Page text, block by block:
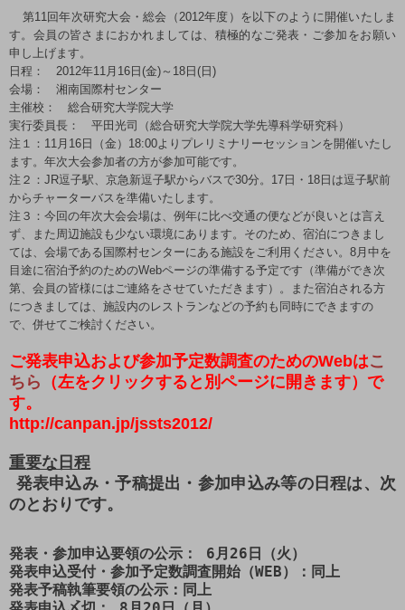
第11 回年次研究大会・総会（ 2012年度）を以下のように開催いたしま
す。会員の皆さまにおかれましては、積極的なご発表・ご参加をお願い
申し上げます。
日程： 2012年11 月 16 日 (金) ～ 18 日 ( 日 )
会場： 湘南国際村センター
主催校： 総合研究大学院大学
実行委員長： 平田光司（総合研究大学院大学先導科学研究科）
注１： 11 月 16 日（金） 18:00よりプレリミナリーセッションを開催いたし
ます。年次大会参加者の方が参加可能です。
注２： JR逗子駅、京急新逗子駅からバスで30分。 17 日・ 18 日は逗子駅前
からチャーターバスを準備いたします。
注３：今回の年次大会会場は、例年に比べ交通の便などが良いとは言え
ず、また周辺施設も少ない環境にあります。そのため、宿泊につきまし
ては、会場である国際村センターにある施設をご利用ください。 8 月中を
目途に宿泊予約のためのWebページの準備する予定です（準備ができ次
第、会員の皆様にはご連絡をさせていただきます）。また宿泊される方
につきましては、施設内のレストランなどの予約も同時にできますの
で、併せてご検討ください。
ご発表申込および参加予定数調査のためのWebはこ
ちら （左をクリックすると別ページに開きます）で
す。
http://canpan.jp/jssts2012/
重要な日程
発表申込み・予稿提出・参加申込み等の日程は、次
のとおりです。
発表・参加申込要領の公示： 6月26日（火）
発表申込受付・参加予定数調査開始（WEB）：同上
発表予稿執筆要領の公示：同上